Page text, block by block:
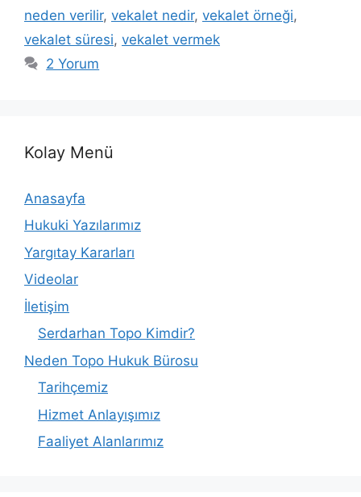
neden verilir, vekalet nedir, vekalet örneği,
vekalet süresi, vekalet vermek
2 Yorum
Kolay Menü
Anasayfa
Hukuki Yazılarımız
Yargıtay Kararları
Videolar
İletişim
Serdarhan Topo Kimdir?
Neden Topo Hukuk Bürosu
Tarihçemiz
Hizmet Anlayışımız
Faaliyet Alanlarımız